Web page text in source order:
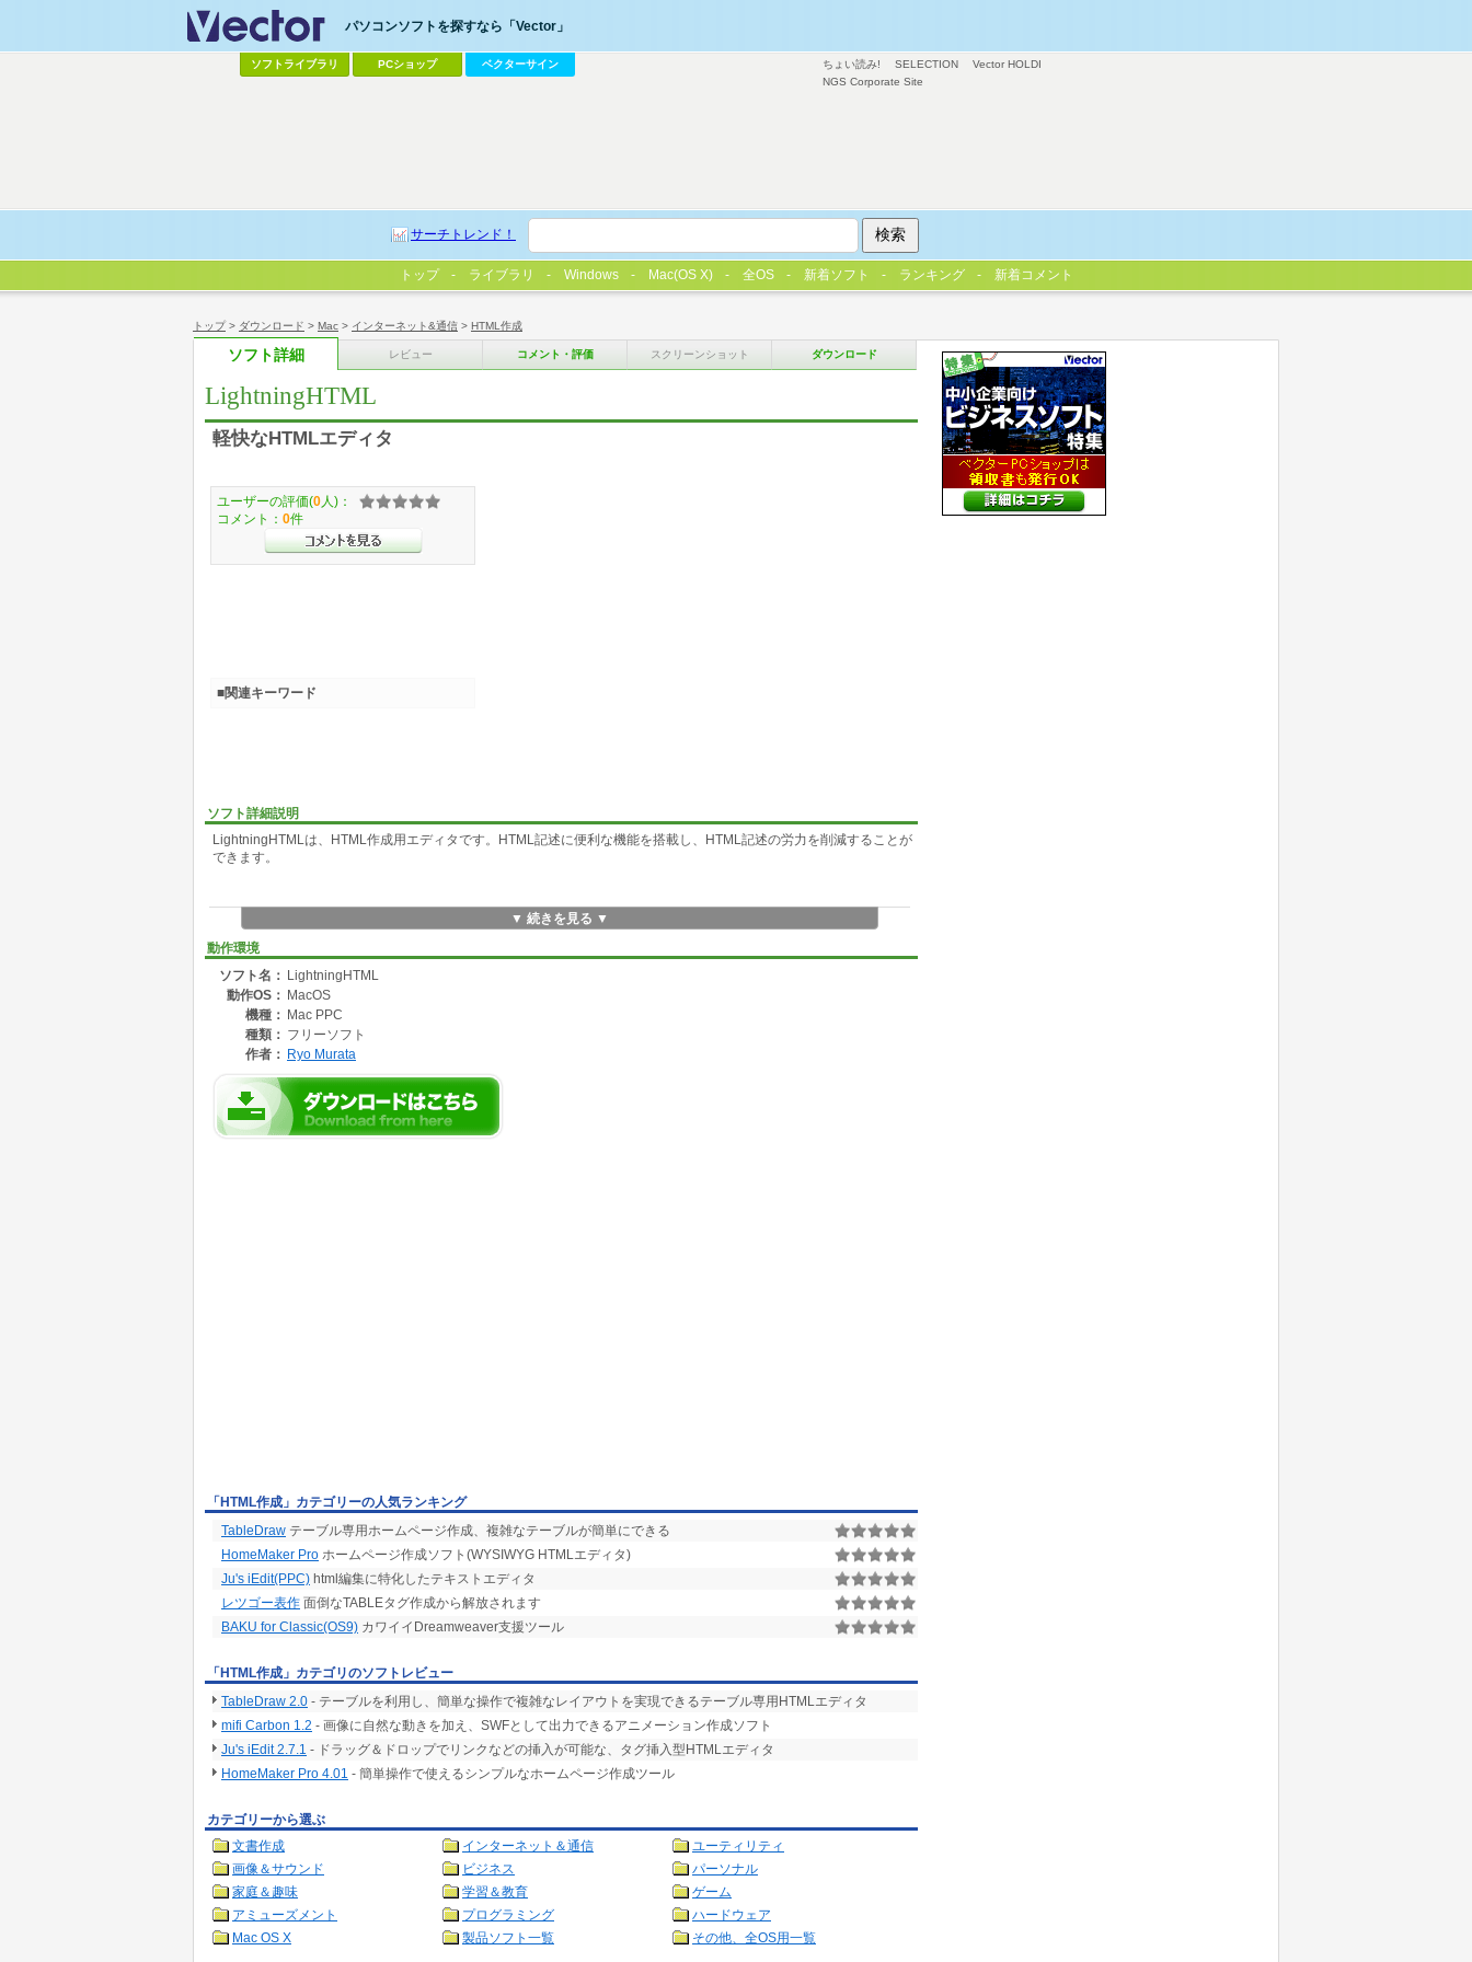
トップ> ダウンロード > Mac > インターネット&通信 > HTML作成
ソフト詳細 レビュー コメント・評価 スクリーンショット ダウンロード
LightningHTML
軽快なHTMLエディタ
ソフト詳細説明
LightningHTMLは、HTML作成用エディタです。HTML記述に便利な機能を搭載し、HTML記述の労力を削減することが
できます。
▼ 続きを見る ▼
動作環境
ソフト名： LightningHTML
動作OS： MacOS
機種： Mac PPC
種類： フリーソフト
作者： Ryo Murata
ユーザーの評価(0 人)：
コメント： 0件
■関連キーワード
「HTML作成」カテゴリーの人気ランキング
TableDraw テーブル専用ホームページ作成、複雑なテーブルが簡単にできる
HomeMaker Pro ホームページ作成ソフト(WYSIWYG HTMLエディタ)
Ju's iEdit(PPC) html編集に特化したテキストエディタ
レツゴー表作 面倒なTABLEタグ作成から解放されます
BAKU for Classic(OS9) カワイイDreamweaver支援ツール
「HTML作成」カテゴリのソフトレビュー
TableDraw 2.0 - テーブルを利用し、簡単な操作で複雑なレイアウトを実現できるテーブル専用HTMLエディタ
mifi Carbon 1.2 - 画像に自然な動きを加え、SWFとして出力できるアニメーション作成ソフト
Ju's iEdit 2.7.1 - ドラッグ＆ドロップでリンクなどの挿入が可能な、タグ挿入型HTMLエディタ
HomeMaker Pro 4.01 - 簡単操作で使えるシンプルなホームページ作成ツール
カテゴリーから選ぶ
文書作成
インターネット＆通信
ユーティリティ
画像＆サウンド
ビジネス
パーソナル
家庭＆趣味
学習＆教育
ゲーム
アミューズメント
プログラミング
ハードウェア
Mac OS X
製品ソフト一覧 その他、全OS用一覧
ちょい読み! SELECTION
Vector HOLDI
NGS Corporate Site
パソコンソフトを探すなら「Vector」
ソフトライブラリ PCショップ ベクターサイン
サーチトレンド！
トップ ライブラリ Windows Mac(OS X) 全OS 新着ソフト ランキング 新着コメント